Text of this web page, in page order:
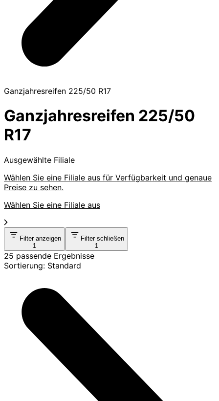
Ganzjahresreifen 225/50 R17
Ganzjahresreifen 225/50
R17
Ausgewählte Filiale
Wählen Sie eine Filiale aus für Verfügbarkeit und genaue
Preise zu sehen.
Wählen Sie eine Filiale aus
Filter anzeigen
1
Filter schließen
1
25 passende Ergebnisse
Sortierung: Standard